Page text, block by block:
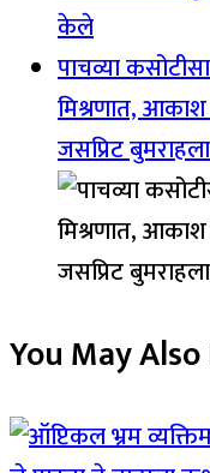
केले
पाचव्या
मिश्रणात,
जसप्रिट
You May